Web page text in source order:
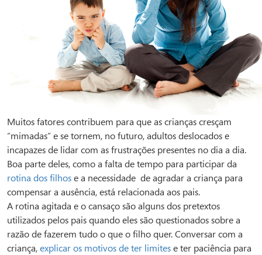
Muitos fatores contribuem para que as crianças cresçam
“mimadas” e se tornem, no futuro, adultos deslocados e
incapazes de lidar com as frustrações presentes no dia a dia.
Boa parte deles, como a falta de tempo para participar da
rotina dos filhose a necessidade de agradar a criança para
compensar a ausência, está relacionada aos pais.
A rotina agitada e o cansaço são alguns dos pretextos
utilizados pelos pais quando eles são questionados sobre a
razão de fazerem tudo o que o filho quer. Conversar com a
criança,explicar os motivos de ter limitese ter paciência para